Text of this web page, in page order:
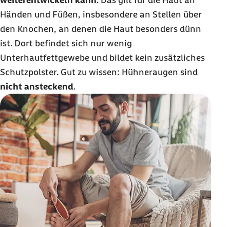
Händen und Füßen, insbesondere an Stellen über
den Knochen, an denen die Haut besonders dünn
ist. Dort befindet sich nur wenig
Unterhautfettgewebe und bildet kein zusätzliches
Schutzpolster. Gut zu wissen: Hühneraugen sind
nicht ansteckend.